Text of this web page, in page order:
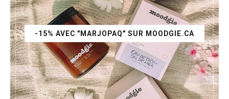
-15% AVEC "MARJOPAQ" SUR MOODGIE.CA